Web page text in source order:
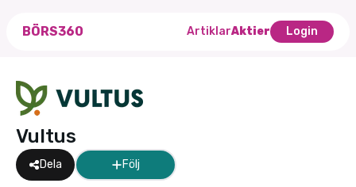
BÖRS360 ArtiklarAktier Login
Vultus
Dela Följ